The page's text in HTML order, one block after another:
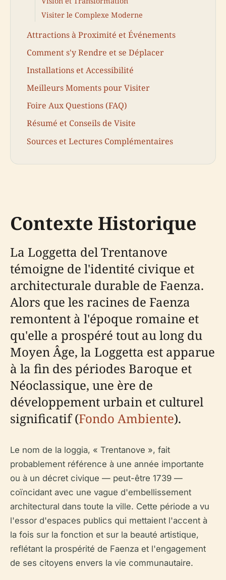
Visiter le Complexe Moderne
Attractions à Proximité et Événements
Comment s'y Rendre et se Déplacer
Installations et Accessibilité
Meilleurs Moments pour Visiter
Foire Aux Questions (FAQ)
Résumé et Conseils de Visite
Sources et Lectures Complémentaires
Contexte Historique
La Loggetta del Trentanove
témoigne de l'identité civique et
architecturale durable de Faenza.
Alors que les racines de Faenza
remontent à l'époque romaine et
qu'elle a prospéré tout au long du
Moyen Âge, la Loggetta est apparue
à la fin des périodes Baroque et
Néoclassique, une ère de
développement urbain et culturel
significatif (Fondo Ambiente).
Le nom de la loggia, « Trentanove », fait
probablement référence à une année importante
ou à un décret civique — peut-être 1739 —
coïncidant avec une vague d'embellissement
architectural dans toute la ville. Cette période a vu
l'essor d'espaces publics qui mettaient l'accent à
la fois sur la fonction et sur la beauté artistique,
reflétant la prospérité de Faenza et l'engagement
de ses citoyens envers la vie communautaire.